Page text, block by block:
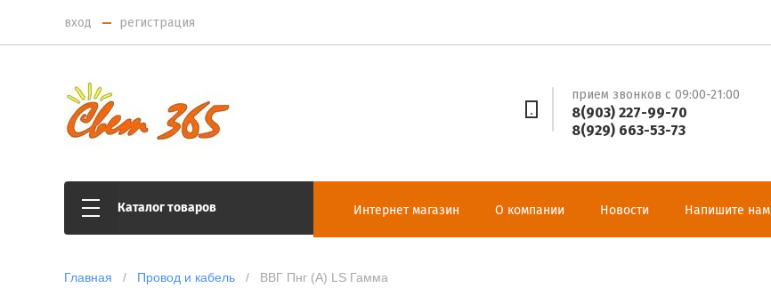
вход регистрация
прием звонков с 09:00-21:00
8(903) 227-99-70
8(929) 663-53-73
Интернет магазин О компании Новости Напишите нам
Каталог товаров
Главная
   /
Провод и кабель
   /   ВВГ Пнг (А) LS Гамма
Название:
Артикул: